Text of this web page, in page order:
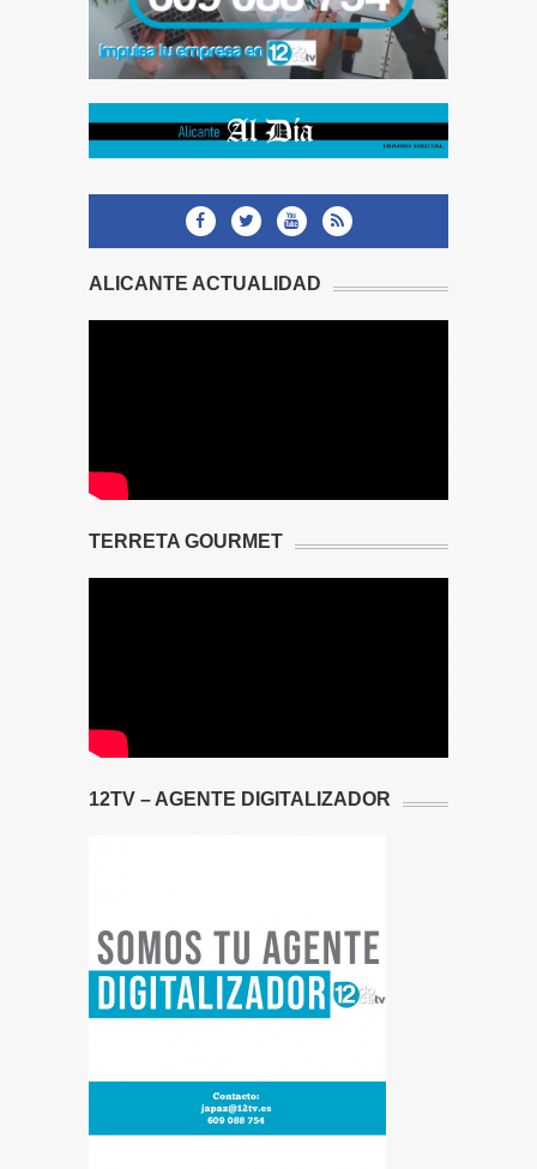
ALICANTE ACTUALIDAD
TERRETA GOURMET
12TV – AGENTE DIGITALIZADOR